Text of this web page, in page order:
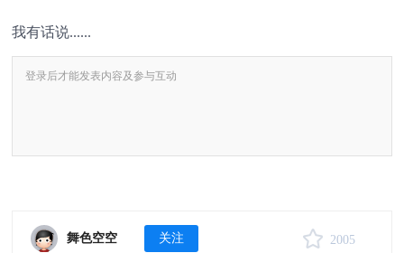
我有话说......
舞色空空 关注 2005